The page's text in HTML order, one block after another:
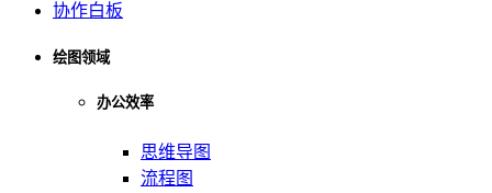
协作白板
绘图领域
办公效率
思维导图
流程图